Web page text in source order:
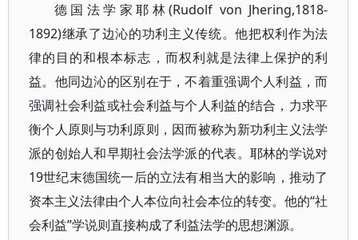
德国法学家耶林(Rudolf von Jhering,1818-
1892)继承了边沁的功利主义传统。他把权利作为法
律的目的和根本标志，而权利就是法律上保护的利
益。他同边沁的区别在于，不着重强调个人利益，而
强调社会利益或社会利益与个人利益的结合，力求平
衡个人原则与功利原则，因而被称为新功利主义法学
派的创始人和早期社会法学派的代表。耶林的学说对
19世纪末德国统一后的立法有相当大的影响，推动了
资本主义法律由个人本位向社会本位的转变。他的“社
会利益”学说则直接构成了利益法学的思想渊源。